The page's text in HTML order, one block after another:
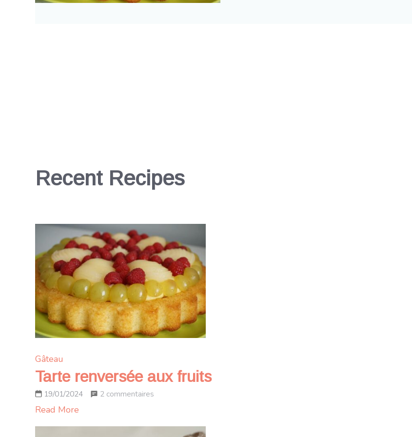
Recent Recipes
Gâteau
Tarte renversée aux fruits
19/01/2024 2 commentaires
renversée
Read More